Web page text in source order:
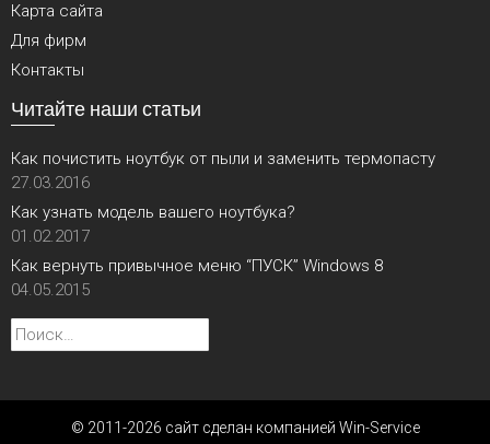
Карта сайта
Для фирм
Контакты
Читайте наши статьи
Как почистить ноутбук от пыли и заменить термопасту
27.03.2016
Как узнать модель вашего ноутбука?
01.02.2017
Как вернуть привычное меню “ПУСК” Windows 8
04.05.2015
Найти:
© 2011-2026 сайт сделан компанией Win-Service